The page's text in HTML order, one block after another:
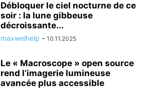
Débloquer le ciel nocturne de ce
soir : la lune gibbeuse
décroissante...
maxwelhelp - 10.11.2025
Le « Macroscope » open source
rend l’imagerie lumineuse
avancée plus accessible